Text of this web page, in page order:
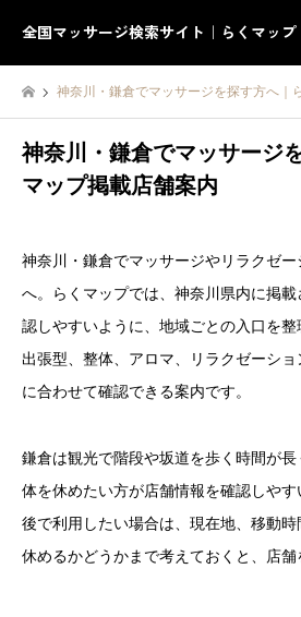
全国マッサージ検索サイト｜らくマップ
神奈川・鎌倉でマッサージを探す方へ｜
神奈川・鎌倉でマッサージ
マップ掲載店舗案内
神奈川・鎌倉でマッサージやリラクゼ
へ。らくマップでは、神奈川県内に掲
認しやすいように、地域ごとの入口を整
出張型、整体、アロマ、リラクゼーシ
に合わせて確認できる案内です。
鎌倉は観光で階段や坂道を歩く時間が
体を休めたい方が店舗情報を確認しや
後で利用したい場合は、現在地、移動
休めるかどうかまで考えておくと、店舗